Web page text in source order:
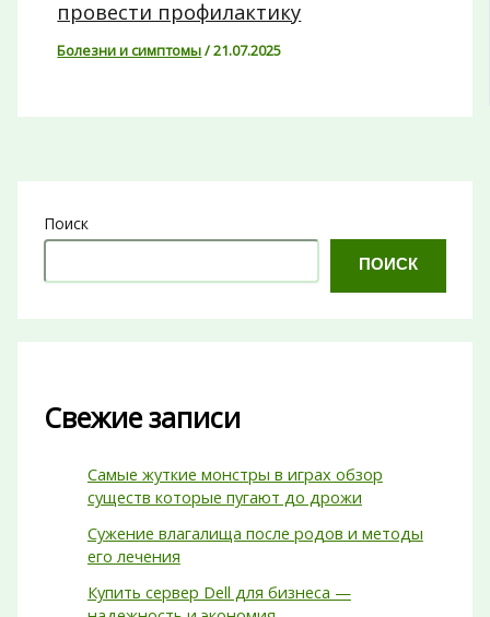
провести профилактику
Болезни и симптомы/21.07.2025
Поиск
ПОИСК
Свежие записи
Самые жуткие монстры в играх обзор
существ которые пугают до дрожи
Сужение влагалища после родов и методы
его лечения
Купить сервер Dell для бизнеса —